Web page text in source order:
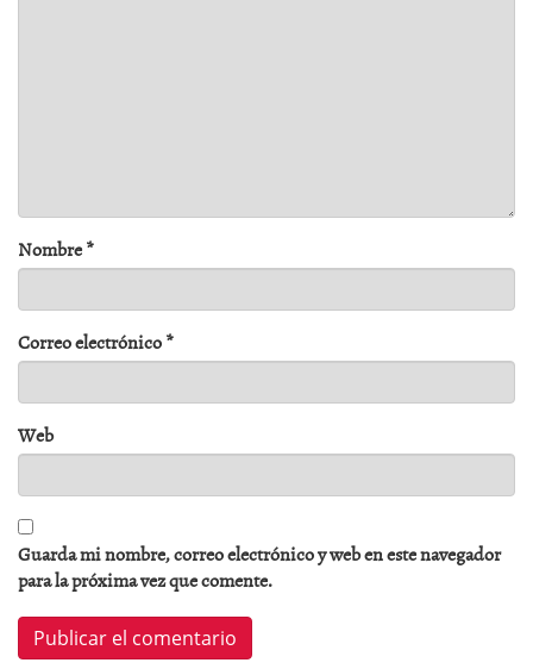
Nombre*
Correo electrónico*
Web
Guarda mi nombre, correo electrónico y web en este navegador
para la próxima vez que comente.